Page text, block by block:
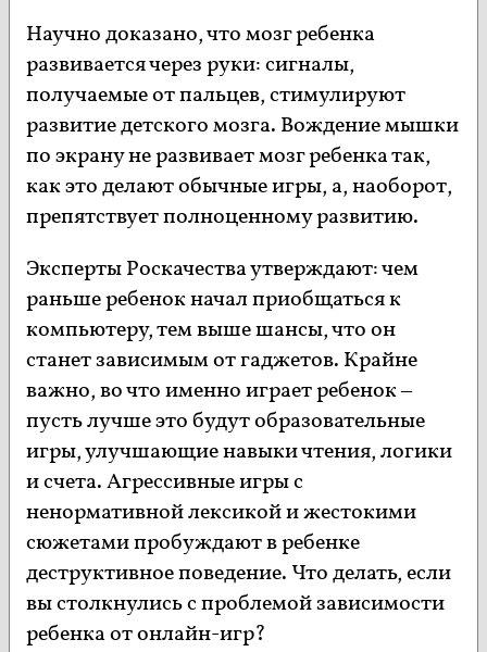
Научно доказано, что мозг ребенка
развивается через руки: сигналы,
получаемые от пальцев, стимулируют
развитие детского мозга. Вождение мышки
по экрану не развивает мозг ребенка так,
как это делают обычные игры, а, наоборот,
препятствует полноценному развитию.
Эксперты Роскачества утверждают: чем
раньше ребенок начал приобщаться к
компьютеру, тем выше шансы, что он
станет зависимым от гаджетов. Крайне
важно, во что именно играет ребенок –
пусть лучше это будут образовательные
игры, улучшающие навыки чтения, логики
и счета. Агрессивные игры с
ненормативной лексикой и жестокими
сюжетами пробуждают в ребенке
деструктивное поведение. Что делать, если
вы столкнулись с проблемой зависимости
ребенка от онлайн-игр?